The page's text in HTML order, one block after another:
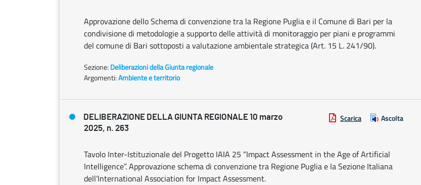
Approvazione dello Schema di convenzione tra la Regione Puglia e il Comune di Bari per la
condivisione di metodologie a supporto delle attività di monitoraggio per piani e programmi
del comune di Bari sottoposti a valutazione ambientale strategica (Art. 15 L. 241/90).
Sezione: Deliberazioni della Giunta regionale
Argomenti:Ambiente e territorio
DELIBERAZIONE DELLA GIUNTA REGIONALE 10 marzo
2025, n. 263
Scarica Ascolta
Tavolo Inter-Istituzionale del Progetto IAIA 25 “Impact Assessment in the Age of Artificial
Intelligence”. Approvazione schema di convenzione tra Regione Puglia e la Sezione Italiana
dell’International Association for Impact Assessment.